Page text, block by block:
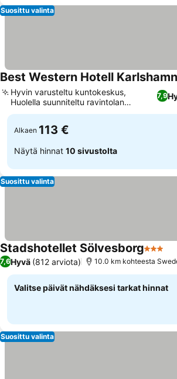
Suosittu valinta
Best Western Hotell Karlshamn
7,9
Hyvin varusteltu kuntokeskus,
Huolella suunniteltu ravintolan
sisustus
Alkaen 113 €
Näytä hinnat 10 sivustolta
Suosittu valinta
Stadshotellet Sölvesborg3
7,6Hyvä (812 arviota) 10.0 km kohteesta
Valitse päivät nähdäksesi tarkat hinnat
Suosittu valinta